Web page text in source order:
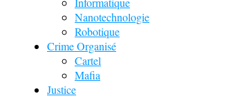
Nanotechnologie
Robotique
Crime Organisé
Cartel
Mafia
Justice